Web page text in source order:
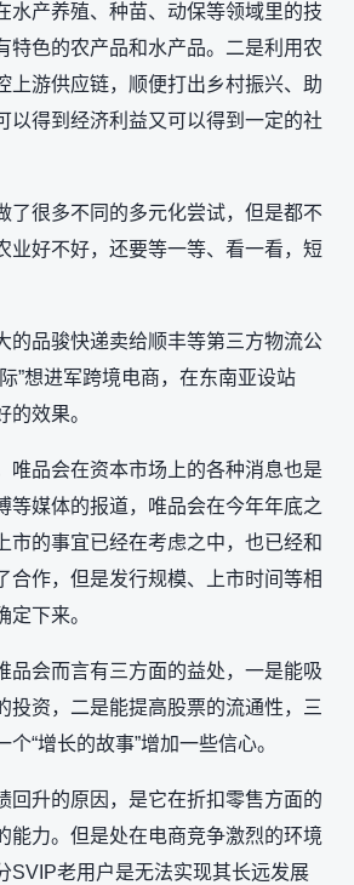
水产养殖、种苗、动保等领域里的技
特色的农产品和水产品。二是利用农
上游供应链，顺便打出乡村振兴、助
以得到经济利益又可以得到一定的社
了很多不同的多元化尝试，但是都不
业好不好，还要等一等、看一看，短
的品骏快递卖给顺丰等第三方物流公
”想进军跨境电商，在东南亚设站
的效果。
唯品会在资本市场上的各种消息也是
等媒体的报道，唯品会在今年年底之
市的事宜已经在考虑之中，也已经和
合作，但是发行规模、上市时间等相
定下来。
品会而言有三方面的益处，一是能吸
投资，二是能提高股票的流通性，三
“增长的故事”增加一些信心。
回升的原因，是它在折扣零售方面的
能力。但是处在电商竞争激烈的环境
SVIP老用户是无法实现其长远发展